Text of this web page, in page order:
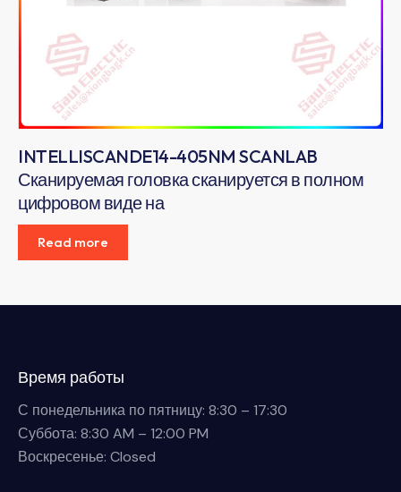
INTELLISCANDE14-405NM SCANLAB
Сканируемая головка сканируется в полном
цифровом виде на
Read more
Время работы
С понедельника по пятницу: 8:30 – 17:30
Суббота: 8:30 AM – 12:00 PM
Воскресенье: Closed